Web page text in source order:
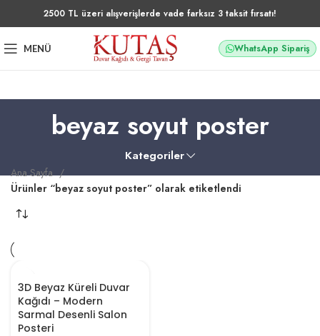
2500 TL üzeri alışverişlerde vade farksız 3 taksit fırsatı!
MENÜ WhatsApp Sipariş
beyaz soyut poster
Kategoriler
Ana Sayfa
Ürünler “beyaz soyut poster” olarak etiketlendi
3D Beyaz Küreli Duvar
Kağıdı – Modern
Sarmal Desenli Salon
Posteri